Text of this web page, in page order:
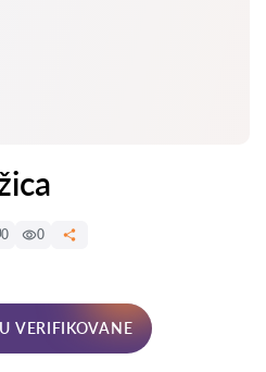
0 0
VERIFIKOVANE